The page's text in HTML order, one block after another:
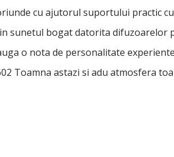
cu ajutorul suportului practic
sunetul bogat datorita difuzoarelor
o nota de personalitate
Toamna astazi si adu atmosfera